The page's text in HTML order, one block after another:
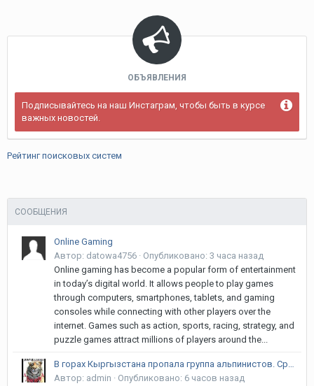
ОБЪЯВЛЕНИЯ
Подписывайтесь на наш Инстаграм, чтобы быть в курсе
важных новостей.
Рейтинг поисковых систем
СООБЩЕНИЯ
Online Gaming
Автор: datowa4756 · Опубликовано: 3 часа назад
Online gaming has become a popular form of entertainment
in today’s digital world. It allows people to play games
through computers, smartphones, tablets, and gaming
consoles while connecting with other players over the
internet. Games such as action, sports, racing, strategy, and
puzzle games attract millions of players around the...
В горах Кыргызстана пропала группа альпинистов. Среди них белорусы и латвиец
Автор: admin · Опубликовано: 6 часов назад